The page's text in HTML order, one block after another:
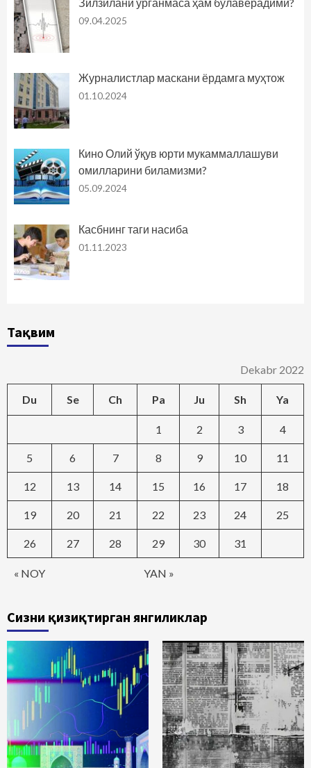
09.04.2025
Журналистлар маскани ёрдамга муҳтож
01.10.2024
Кино Олий ўқув юрти мукаммаллашуви
омилларини биламизми?
05.09.2024
Касбнинг таги насиба
01.11.2023
Тақвим
Dekabr 2022
Du Se Ch Pa Ju Sh Ya
« NOY YAN »
1 2 3 4
5 6 7 8 9 10 11
12 13 14 15 16 17 18
19 20 21 22 23 24 25
26 27 28 29 30 31
Сизни қизиқтирган янгиликлар